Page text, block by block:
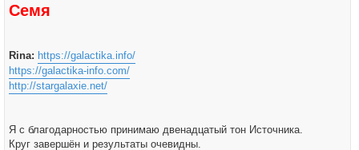
Семя
Rina: https://galactika.info/
https://galactika-info.com/
http://stargalaxie.net/
Я с благодарностью принимаю двенадцатый тон Источника.
Круг завершён и результаты очевидны.